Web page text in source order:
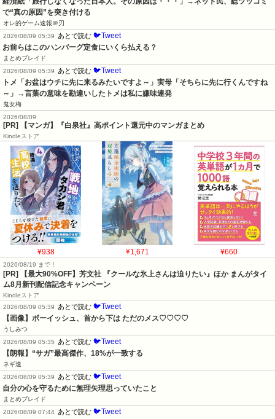
で“真の原因”を突き付ける
オレ的ゲーム速報＠刃
2026/08/09 05:39
あとで読む 🐦Tweet
お前らはこのハンバーグ定食にいくら払える？
まとめブレイド
2026/08/09 05:39
あとで読む 🐦Tweet
トメ「お盆はウチに先に来るみたいですよ～」実母「そちらに先に行くんですね
～」→言葉の意味を勘違いしたトメは私に嫌味連発
鬼女梅
2026/08/09
[PR] 【マンガ】『白泉社』高ポイント還元中のマンガまとめ
Kindleストア
¥938 ¥1,671 ¥660
2026/08/19 まで！
[PR] 【最大90%OFF】芳文社 『クールな氷上さんは迫りたい』ほか まんがタイ
ム8月新刊配信記念キャンペーン
Kindleストア
2026/08/09 05:39
あとで読む 🐦Tweet
【画像】ボーイッシュ、首から下は ただのメス♡♡♡♡
うしみつ
2026/08/09 05:35
あとで読む 🐦Tweet
【朗報】“サガ”最高傑作、18%が一致する
ネギ速
2026/08/09 05:39
あとで読む 🐦Tweet
自分の心を守るために無理矢理思っていたこと
まとめブレイド
2026/08/09 07:44 あとで読む 🐦Tweet